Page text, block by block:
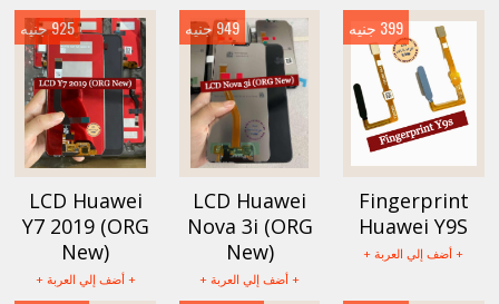
Fingerprint
Huawei Y9S
+ أضف إلي العربة +
399 جنيه
LCD Huawei
Nova 3i (ORG
New)
+ أضف إلي العربة +
949 جنيه
LCD Huawei
Y7 2019 (ORG
New)
+ أضف إلي العربة +
925 جنيه